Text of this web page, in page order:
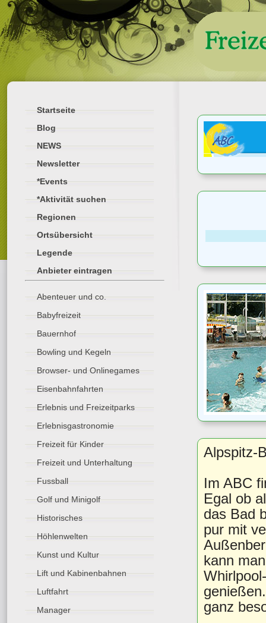
Startseite
Blog
NEWS
Newsletter
*Events
*Aktivität suchen
Regionen
Ortsübersicht
Legende
Anbieter eintragen
Abenteuer und co.
Babyfreizeit
Bauernhof
Bowling und Kegeln
Browser- und Onlinegames
Eisenbahnfahrten
Erlebnis und Freizeitparks
Erlebnisgastronomie
Freizeit für Kinder
Freizeit und Unterhaltung
Fussball
Golf und Minigolf
Historisches
Höhlenwelten
Kunst und Kultur
Lift und Kabinenbahnen
Luftfahrt
Manager
Alpspitz-
Im ABC
Egal ob
das Bad
pur mit
kann
ganz